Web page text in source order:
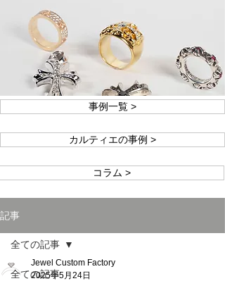
事例一覧 >
カルティエの事例 >
コラム >
記事
全ての記事
全ての記事
Jewel Custom Factory
2025年5月24日